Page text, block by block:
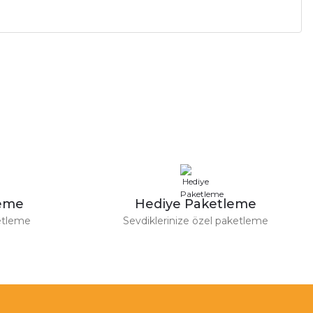
Hediye Paketleme
Sevdiklerinize özel paketleme